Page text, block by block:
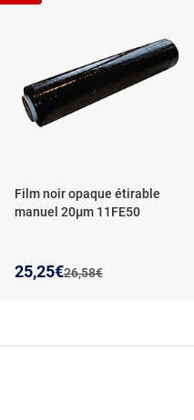
Film noir opaque étirable
manuel 20µm 11FE50
Ancien prix :
26,58€
Nouveau prix :
25,25€
Réduction de :